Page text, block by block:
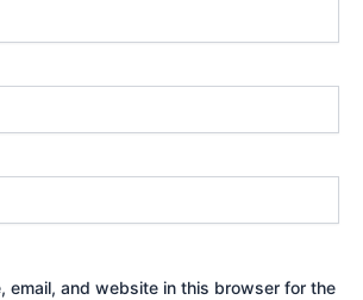
email, and website in this browser for the